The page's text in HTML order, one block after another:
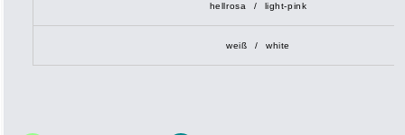
hellrosa / light-pink
weiß / white